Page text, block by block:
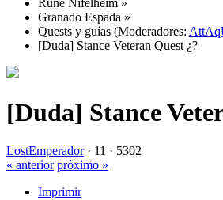
Granado Espada »
Quests y guías (Moderadores:
[Duda] Stance Veteran Quest ¿?
[Duda] Stance
LostEmperador· 11 · 5302
« anterior próximo »
Imprimir